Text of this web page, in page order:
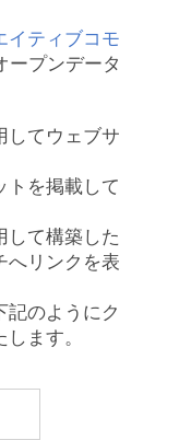
イティブコモ
ープンデータ
してウェブサ
トを掲載して
して構築した
へリンクを表
記のようにク
ます。